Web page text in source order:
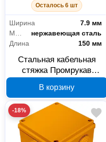
Осталось 6 шт
Ширина
7.9 мм
нержавеющая сталь
Длина
150 мм
Стальная кабельная
стяжка Промрукав
В корзину
-18%